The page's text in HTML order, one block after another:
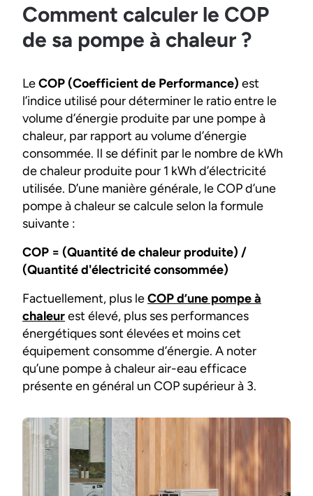
Comment calculer le COP
de sa pompe à chaleur ?
LeCOP (Coefficient de Performance) est
l’indice utilisé pour déterminer le ratio entre le
volume d’énergie produite par une pompe à
chaleur, par rapport au volume d’énergie
consommée. Il se définit par le nombre de kWh
de chaleur produite pour 1 kWh d’électricité
utilisée. D’une manière générale, le COP d’une
pompe à chaleur se calcule selon la formule
suivante :
COP = (Quantité de chaleur produite) /
(Quantité d'électricité consommée)
Factuellement, plus leCOP d’une pompe à
chaleurest élevé, plus ses performances
énergétiques sont élevées et moins cet
équipement consomme d’énergie. A noter
qu’une pompe à chaleur air-eau efficace
présente en général un COP supérieur à 3.